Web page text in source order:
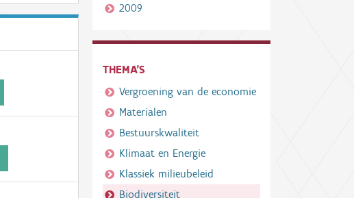
2009
THEMA'S
Vergroening van de economie
Materialen
Bestuurskwaliteit
Klimaat en Energie
Klassiek milieubeleid
Biodiversiteit